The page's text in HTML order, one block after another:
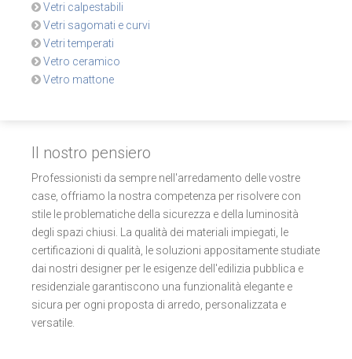
Vetri calpestabili
Vetri sagomati e curvi
Vetri temperati
Vetro ceramico
Vetro mattone
Il nostro pensiero
Professionisti da sempre nell'arredamento delle vostre
case, offriamo la nostra competenza per risolvere con
stile le problematiche della sicurezza e della luminosità
degli spazi chiusi. La qualità dei materiali impiegati, le
certificazioni di qualità, le soluzioni appositamente studiate
dai nostri designer per le esigenze dell'edilizia pubblica e
residenziale garantiscono una funzionalità elegante e
sicura per ogni proposta di arredo, personalizzata e
versatile.